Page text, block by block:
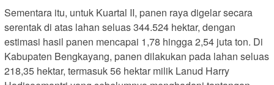
Sementara itu, untuk Kuartal II, panen raya digelar secara
serentak di atas lahan seluas 344.524 hektar, dengan
estimasi hasil panen mencapai 1,78 hingga 2,54 juta ton. Di
Kabupaten Bengkayang, panen dilakukan pada lahan seluas
218,35 hektar, termasuk 56 hektar milik Lanud Harry